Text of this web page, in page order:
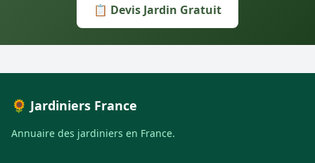
📋 Devis Jardin Gratuit
🌻 Jardiniers France
Annuaire des jardiniers en France.